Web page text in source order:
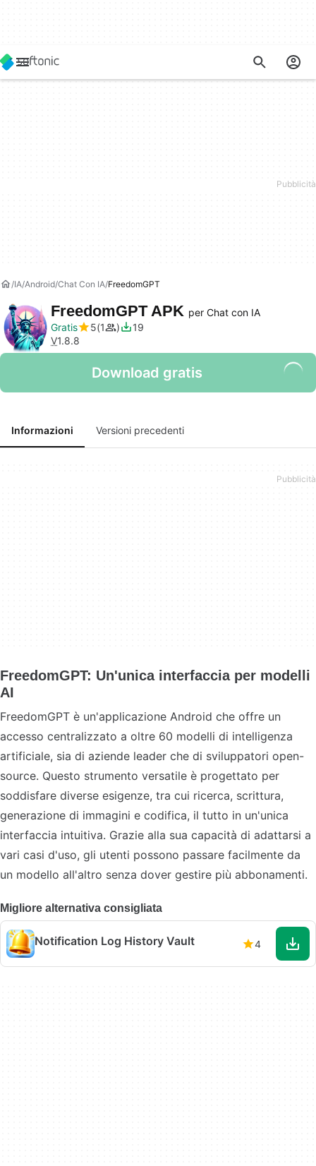
IA Android Chat Con IA FreedomGPT
FreedomGPT APK per Chat con IA
Gratis
5 1
19
V1.8.8
Download gratis
Informazioni Versioni precedenti
FreedomGPT: Un'unica interfaccia per modelli
AI
FreedomGPT è un'applicazione Android che offre un
accesso centralizzato a oltre 60 modelli di intelligenza
artificiale, sia di aziende leader che di sviluppatori open-
source. Questo strumento versatile è progettato per
soddisfare diverse esigenze, tra cui ricerca, scrittura,
generazione di immagini e codifica, il tutto in un'unica
interfaccia intuitiva. Grazie alla sua capacità di adattarsi a
vari casi d'uso, gli utenti possono passare facilmente da
un modello all'altro senza dover gestire più abbonamenti.
Migliore alternativa consigliata
Notification Log History Vault 4